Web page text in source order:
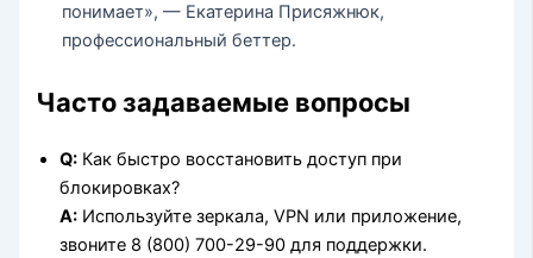
понимает», — Екатерина Присяжнюк,
профессиональный беттер.
Часто задаваемые вопросы
Q: Как быстро восстановить доступ при
блокировках?
A: Используйте зеркала, VPN или приложение,
звоните 8 (800) 700-29-90 для поддержки.